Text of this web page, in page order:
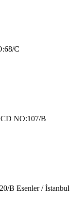
C
NO:107/B
B Esenler / İstanbul